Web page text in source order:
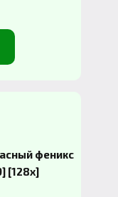
феникс
[128x]